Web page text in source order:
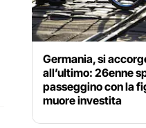
Germania, si
all’ultimo: 26enne
passeggino con la
muore investita